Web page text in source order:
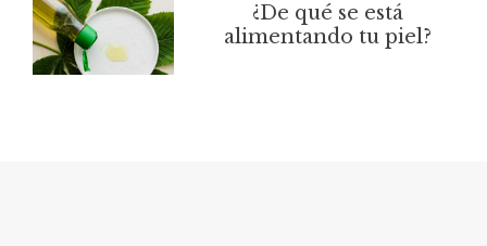
¿De qué se está
alimentando tu piel?